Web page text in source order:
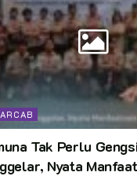
Tak Perlu
Nyata